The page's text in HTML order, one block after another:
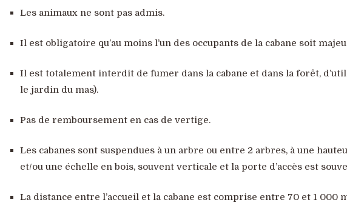
Les animaux ne sont pas admis.
Il est obligatoire qu’au moins l’un des occupants de la cabane soit
Il est totalement interdit de fumer dans la cabane et dans la forêt,
le jardin du mas).
Pas de remboursement en cas de vertige.
Les cabanes sont suspendues à un arbre ou entre 2 arbres, à une
et/ou une échelle en bois, souvent verticale et la porte d’accès est
La distance entre l’accueil et la cabane est comprise entre 70 et 1 000